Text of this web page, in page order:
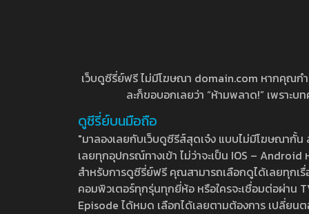
เว็บดูซีรี่ย์ฟรี ไม่มีโฆษณา domain.com หากคุณก
ละก็ขอบอกเลยว่า “ห้ามพลาด!” เพราะ
ดูซีรี่ย์บนมือถือ
"มาลองเลยกับเว็บดูซีรีส์สุดเจ๋ง แบบไม่มีโฆษณากั้
เลยทุกอุปกรณ์ทางเข้า ไม่ว่าจะเป็น IOS –
สำหรับการดูซีรี่ย์ฟรี คุณสามารถเลือกดูได้เลยทุกเ
คอมพิวเตอร์ทุกรุ่นทุกยี่ห้อ หรือใครจะเชื่อมต่อผ่าน
Episode ได้หมด เลือกได้เลยตามต้องการ เปลี่ยน